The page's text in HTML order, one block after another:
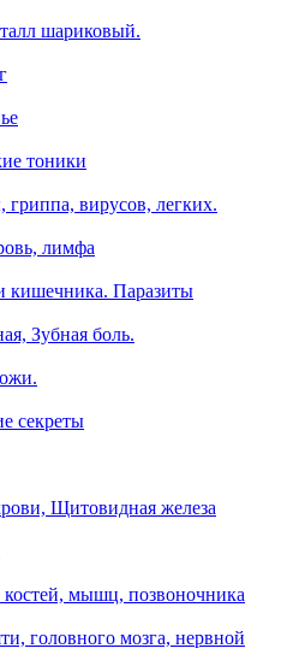
шариковый.
тоники
гриппа, вирусов, легких.
лимфа
кишечника. Паразиты
Зубная боль.
секреты
Щитовидная железа
костей, мышц, позвоночника
головного мозга, нервной